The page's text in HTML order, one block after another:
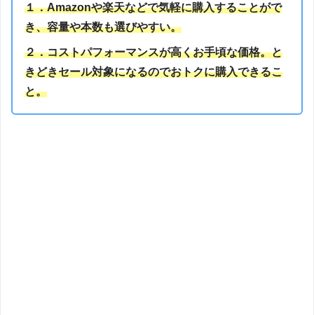
１．Amazonや楽天などで気軽に購入することがで
き、容量や本数も選びやすい。
２．コストパフォーマンスが高くお手頃な価格。と
きどきセール対象になるのでおトクに購入できるこ
と。